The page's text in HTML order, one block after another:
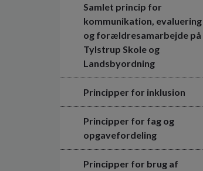
Samlet princip for
kommunikation, evaluering
og forældresamarbejde på
Tylstrup Skole og
Landsbyordning
Principper for inklusion
Principper for fag og
opgavefordeling
Principper for brug af